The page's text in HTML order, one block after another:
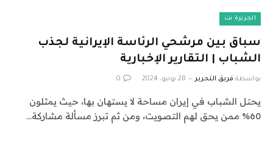
الجزيرة نت
سباق بين مرشحي الرئاسة الإيرانية لجذب
الشباب | التقارير الإخبارية
بواسطة فريق التحرير 28 يونيو، 2024 0
يحتل الشباب في إيران مساحة لا يستهان بها، حيث يمثلون
60% ممن يحق لهم التصويت، ومن ثم تبرز مسألة مشاركة…